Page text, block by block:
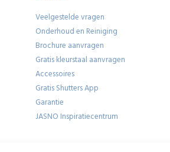
Veelgestelde vragen
Onderhoud en Reiniging
Brochure aanvragen
Gratis kleurstaal aanvragen
Accessoires
Gratis Shutters App
Garantie
JASNO Inspiratiecentrum